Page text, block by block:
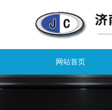
网站首页